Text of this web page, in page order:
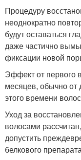
Процедуру
неоднократно
будут оставаться
даже частично
фиксации новой
Эффект от первого
месяцев, обычно от
этого времени
Уход за
волосами
допустить
белкового